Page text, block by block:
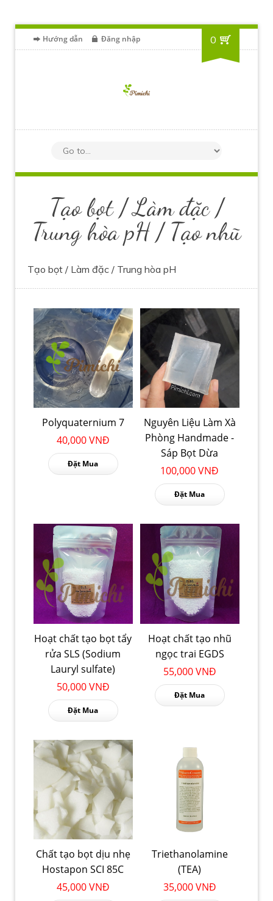
Hướng dẫn Đăng nhập 0
Tạo bọt / Làm đặc /
Trung hòa pH / Tạo nhũ
Tạo bọt / Làm đặc / Trung hòa pH
Polyquaternium 7
40,000 VNĐ
Đặt Mua
Nguyên Liệu Làm Xà
Phòng Handmade -
Sáp Bọt Dừa
100,000 VNĐ
Đặt Mua
Hoạt chất tạo bọt tẩy
rửa SLS (Sodium
Lauryl sulfate)
50,000 VNĐ
Đặt Mua
Hoạt chất tạo nhũ
ngọc trai EGDS
55,000 VNĐ
Đặt Mua
Chất tạo bọt dịu nhẹ
Hostapon SCI 85C
45,000 VNĐ
Triethanolamine
(TEA)
35,000 VNĐ